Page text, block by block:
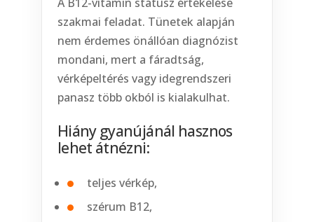
szakmai feladat. Tünetek alapján
nem érdemes önállóan diagnózist
mondani, mert a fáradtság,
vérképeltérés vagy idegrendszeri
panasz több okból is kialakulhat.
Hiány gyanújánál hasznos
lehet átnézni:
teljes vérkép,
szérum B12,